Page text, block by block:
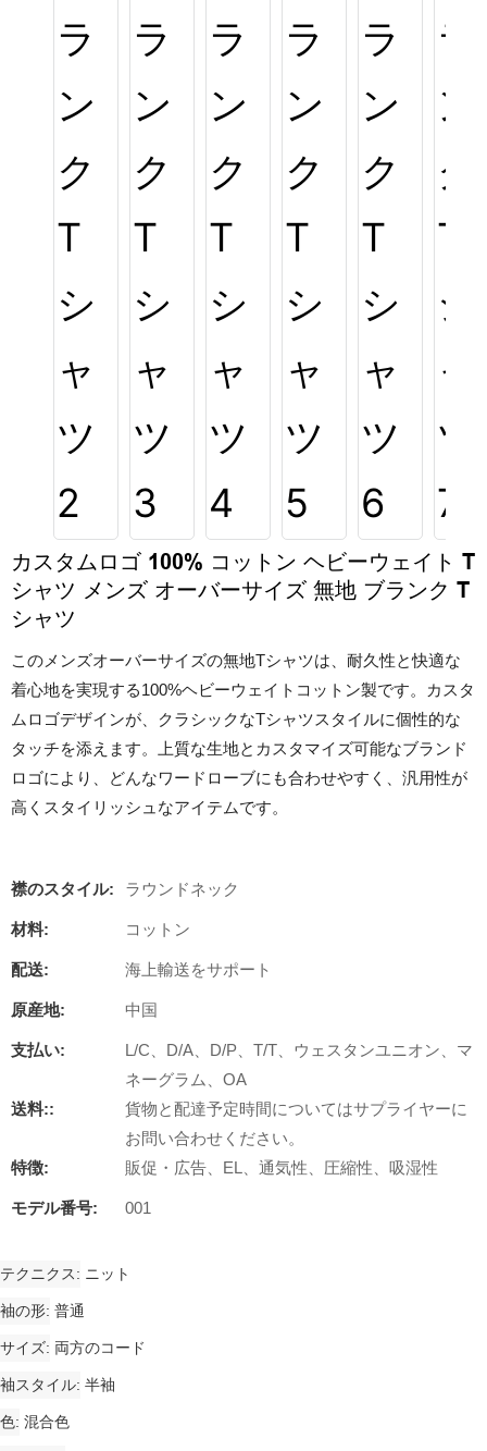
カスタムロゴ 100% コットン ヘビーウェイト T
シャツ メンズ オーバーサイズ 無地 ブランク T
シャツ
このメンズオーバーサイズの無地Tシャツは、耐久性と快適な
着心地を実現する100%ヘビーウェイトコットン製です。カスタ
ムロゴデザインが、クラシックなTシャツスタイルに個性的な
タッチを添えます。上質な生地とカスタマイズ可能なブランド
ロゴにより、どんなワードローブにも合わせやすく、汎用性が
高くスタイリッシュなアイテムです。
襟のスタイル: ラウンドネック
材料: コットン
配送: 海上輸送をサポート
原産地: 中国
支払い:
L/C、D/A、D/P、T/T、ウェスタンユニオン、マ
ネーグラム、OA
送料::
貨物と配達予定時間についてはサプライヤーに
お問い合わせください。
特徴:
販促・広告、EL、通気性、圧縮性、吸湿性
モデル番号: 001
テクニクス ニット
袖の形 普通
サイズ 両方のコード
袖スタイル 半袖
色 混合色